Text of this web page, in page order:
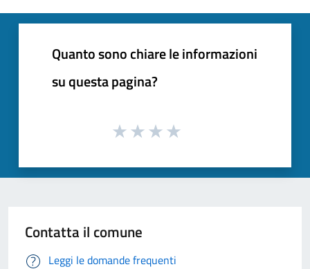
Quanto sono chiare le informazioni
su questa pagina?
Contatta il comune
Leggi le domande frequenti